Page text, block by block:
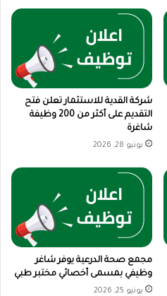
شركة القدية للاستثمار تعلن فتح
التقديم على أكثر من 200 وظيفة
شاغرة
يونيو 28, 2026
مجمع صحة الدرعية يوفر شاغر
وظيفي بمسمى أخصائي مختبر طبي
يونيو 25, 2026